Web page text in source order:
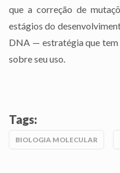
que a correção de
estágios do
DNA — estratégia que tem
sobre seu uso.
Tags:
BIOLOGIA MOLECULAR